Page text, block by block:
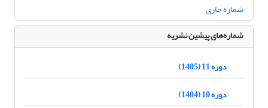
شماره جاری
شماره‌های پیشین نشریه
دوره 11 (1405)
دوره 10 (1404)